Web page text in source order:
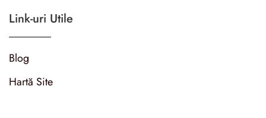
Link-uri Utile
Blog
Hartă Site